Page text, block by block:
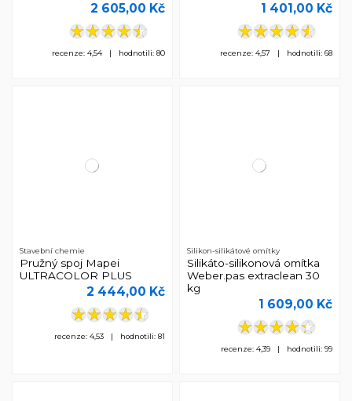
2 605,00 Kč
recenze: 4,54 | hodnotili: 80
1 401,00 Kč
recenze: 4,57 | hodnotili: 68
Stavební chemie
Pružný spoj Mapei
ULTRACOLOR PLUS
2 444,00 Kč
recenze: 4,53 | hodnotili: 81
Silikon-silikátové omítky
Silikáto-silikonová omítka
Weber.pas extraclean 30
kg
1 609,00 Kč
recenze: 4,39 | hodnotili: 99